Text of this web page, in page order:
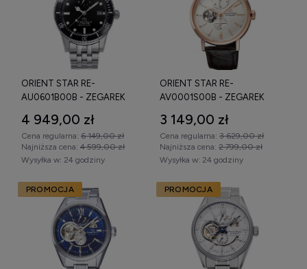
ORIENT STAR RE-
AU0601B00B - ZEGAREK
4 949,00 zł
Cena regularna: 6 149,00 zł
Najniższa cena: 4 599,00 zł
Wysyłka w: 24 godziny
ORIENT STAR RE-
AV0001S00B - ZEGAREK
3 149,00 zł
Cena regularna: 3 629,00 zł
Najniższa cena: 2 799,00 zł
Wysyłka w: 24 godziny
PROMOCJA PROMOCJA